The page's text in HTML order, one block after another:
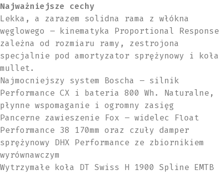
Najważniejsze cechy
Lekka, a zarazem solidna rama z włókna
węglowego – kinematyka Proportional Response
zależna od rozmiaru ramy, zestrojona
specjalnie pod amortyzator sprężynowy i koła
mullet.
Najmocniejszy system Boscha – silnik
Performance CX i bateria 800 Wh. Naturalne,
płynne wspomaganie i ogromny zasięg
Pancerne zawieszenie Fox – widelec Float
Performance 38 170mm oraz czuły damper
sprężynowy DHX Performance ze zbiornikiem
wyrównawczym
Wytrzymałe koła DT Swiss H 1900 Spline EMTB